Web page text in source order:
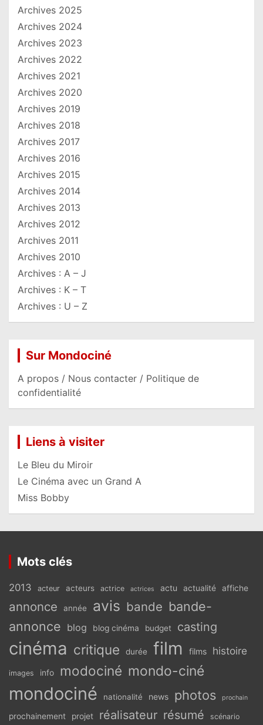
Archives 2025
Archives 2024
Archives 2023
Archives 2022
Archives 2021
Archives 2020
Archives 2019
Archives 2018
Archives 2017
Archives 2016
Archives 2015
Archives 2014
Archives 2013
Archives 2012
Archives 2011
Archives 2010
Archives : A – J
Archives : K – T
Archives : U – Z
Sur Mondociné
A propos / Nous contacter / Politique de
confidentialité
Liens à visiter
Le Bleu du Miroir
Le Cinéma avec un Grand A
Miss Bobby
Mots clés
2013 acteur acteurs actrice actrices actu actualité affiche
annonce année avis bande bande-
annonce blog blog cinéma budget casting
cinéma critique durée film films histoire
images info modociné mondo-ciné
mondociné nationalité news photos prochain
prochainement projet réalisateur résumé scénario